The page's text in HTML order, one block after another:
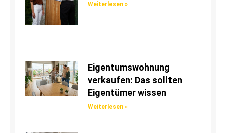
Weiterlesen »
Eigentumswohnung
verkaufen: Das sollten
Eigentümer wissen
Weiterlesen »